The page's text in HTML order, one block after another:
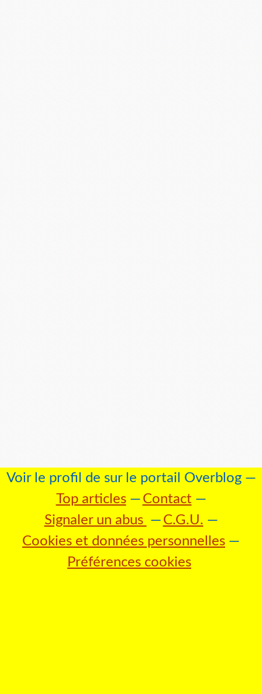
Voir le profil de sur le portail Overblog
Top articles
Contact
Signaler un abus
C.G.U.
Cookies et données personnelles
Préférences cookies